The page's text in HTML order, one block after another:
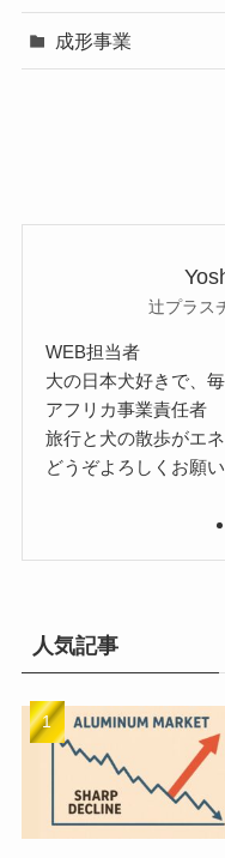
成形事業
辻プラス
WEB担当者
大の日本犬好きで、
アフリカ事業責任者
旅行と犬の散歩がエ
どうぞよろしくお願い
人気記事